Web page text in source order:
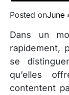
Posted onJune
Dans un
rapidement,
se
qu’elles
contentent